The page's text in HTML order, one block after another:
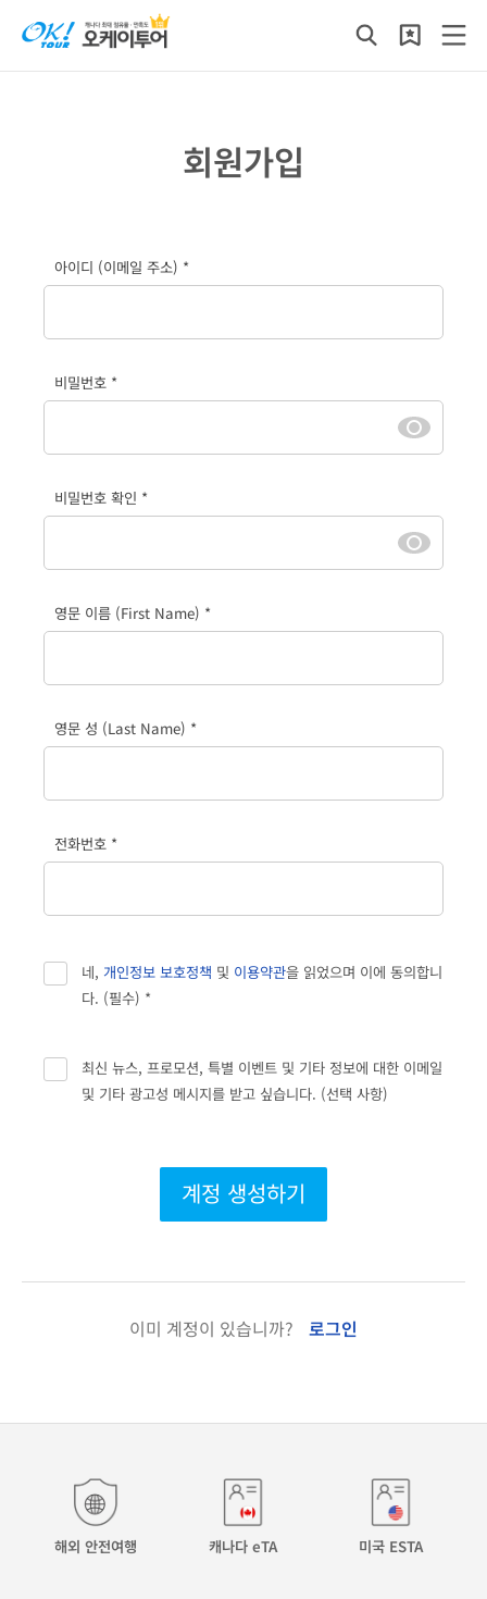
회원가입
아이디 (이메일 주소) *
비밀번호 *
비밀번호 확인 *
영문 이름 (First Name) *
영문 성 (Last Name) *
전화번호 *
네, 개인정보 보호정책 및 이용약관을 읽었으며 이에 동의합니
다. (필수) *
최신 뉴스, 프로모션, 특별 이벤트 및 기타 정보에 대한 이메일
및 기타 광고성 메시지를 받고 싶습니다. (선택 사항)
계정 생성하기
이미 계정이 있습니까? 로그인
해외 안전여행 캐나다 eTA 미국 ESTA